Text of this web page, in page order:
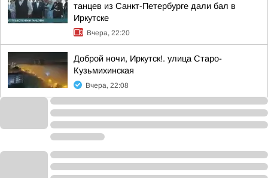
танцев из Санкт-Петербурге дали бал в
Иркутске
Вчера, 22:20
Доброй ночи, Иркутск!. улица Старо-
Кузьмихинская
Вчера, 22:08